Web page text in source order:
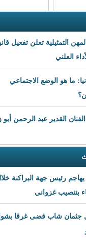
قانون
أبو زهرة
خلال
بشواطئ